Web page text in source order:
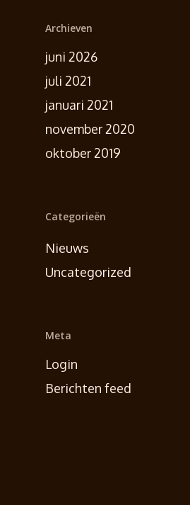
Archieven
juni 2026
juli 2021
januari 2021
november 2020
oktober 2019
Categorieën
Nieuws
Uncategorized
Meta
Login
Berichten feed